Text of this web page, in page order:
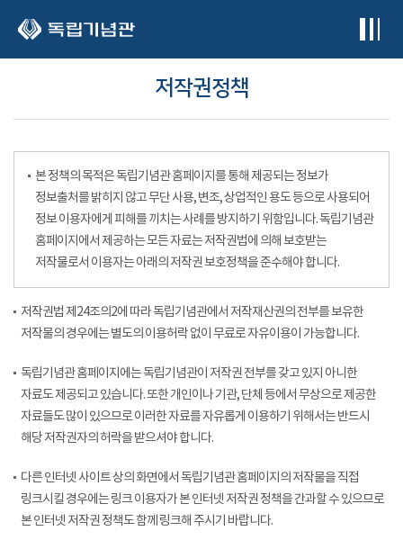
저작권정책
본 정책의 목적은 독립기념관 홈페이지를 통해 제공되는 정보가
정보출처를 밝히지 않고 무단 사용, 변조, 상업적인 용도 등으로 사용되어
정보 이용자에게 피해를 끼치는 사례를 방지하기 위함입니다. 독립기념관
홈페이지에서 제공하는 모든 자료는 저작권법에 의해 보호받는
저작물로서 이용자는 아래의 저작권 보호정책을 준수해야 합니다.
저작권법 제24조의2에 따라 독립기념관에서 저작재산권의 전부를 보유한
저작물의 경우에는 별도의 이용허락 없이 무료로 자유이용이 가능합니다.
독립기념관 홈페이지에는 독립기념관이 저작권 전부를 갖고 있지 아니한
자료도 제공되고 있습니다. 또한 개인이나 기관, 단체 등에서 무상으로 제공한
자료들도 많이 있으므로 이러한 자료를 자유롭게 이용하기 위해서는 반드시
해당 저작권자의 허락을 받으셔야 합니다.
다른 인터넷 사이트 상의 화면에서 독립기념관 홈페이지의 저작물을 직접
링크시킬 경우에는 링크 이용자가 본 인터넷 저작권 정책을 간과할 수 있으므로
본 인터넷 저작권 정책도 함께 링크해 주시기 바랍니다.